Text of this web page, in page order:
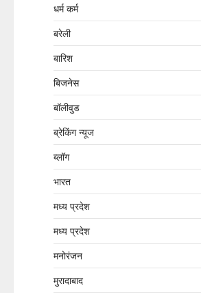
धर्म कर्म
बरेली
बारिश
बिजनेस
बॉलीवुड
ब्रेकिंग न्यूज
ब्लॉग
भारत
मध्य प्रदेश
मध्य प्रदेश
मनोरंजन
मुरादाबाद